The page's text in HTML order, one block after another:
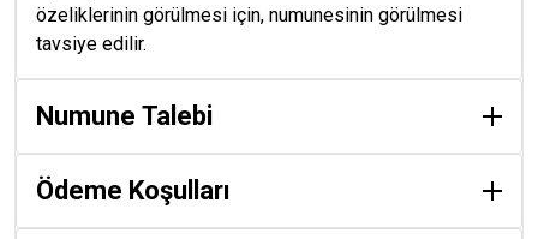
özeliklerinin görülmesi için, numunesinin görülmesi
tavsiye edilir.
Numune Talebi
Ödeme Koşulları